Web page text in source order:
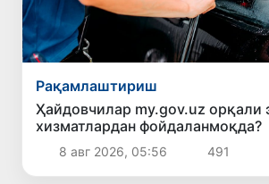
Рақамлаштириш
Ҳайдовчилар my.gov.uz орқали
хизматлардан фойдаланмоқда?
8 авг 2026, 05:56 491